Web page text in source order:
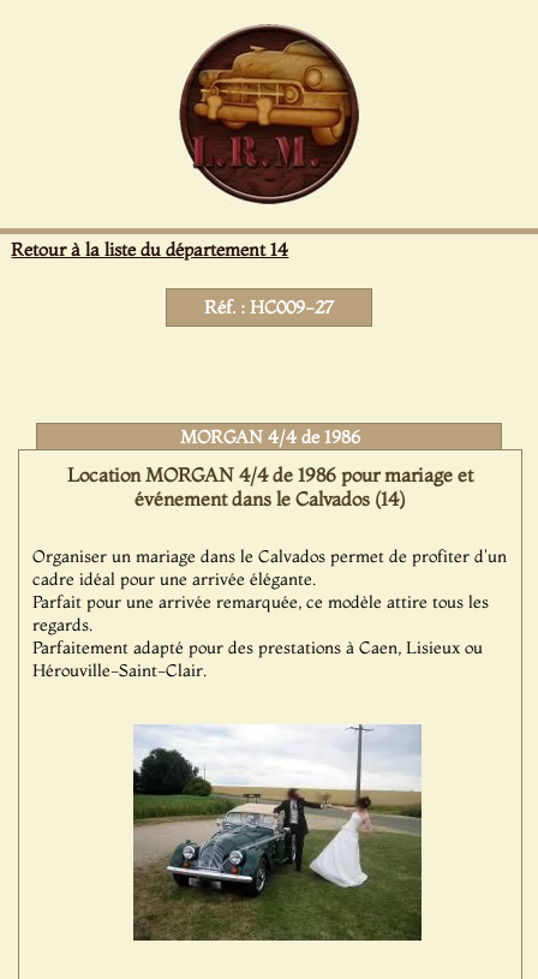
Retour à la liste du département 14
Réf. : HC009-27
MORGAN 4/4 de 1986
Location MORGAN 4/4 de 1986 pour mariage et
événement dans le Calvados (14)
Organiser un mariage dans le Calvados permet de profiter d'un
cadre idéal pour une arrivée élégante.
Parfait pour une arrivée remarquée, ce modèle attire tous les
regards.
Parfaitement adapté pour des prestations à Caen, Lisieux ou
Hérouville-Saint-Clair.